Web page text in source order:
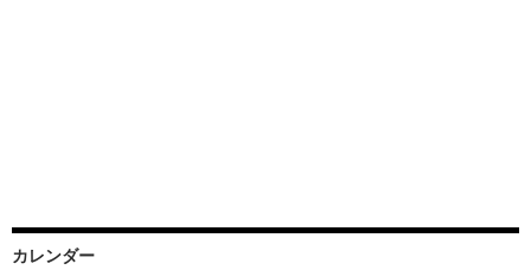
カレンダー